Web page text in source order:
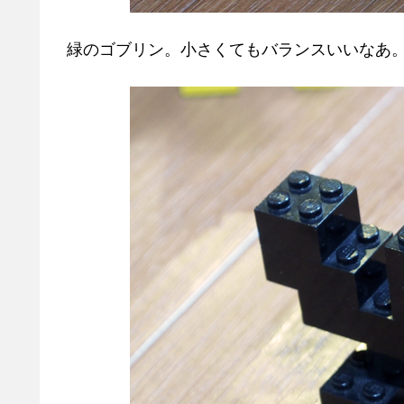
緑のゴブリン。小さくてもバランスいいなあ